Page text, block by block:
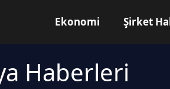
Ekonomi Şirket
Haberleri